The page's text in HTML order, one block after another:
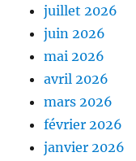
juillet 2026
juin 2026
mai 2026
avril 2026
mars 2026
février 2026
janvier 2026